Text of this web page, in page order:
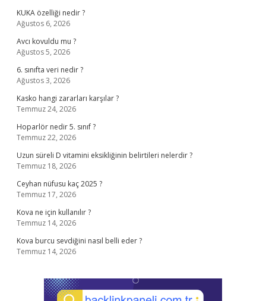
KUKA özelliği nedir ?
Ağustos 6, 2026
Avcı kovuldu mu ?
Ağustos 5, 2026
6. sınıfta veri nedir ?
Ağustos 3, 2026
Kasko hangi zararları karşılar ?
Temmuz 24, 2026
Hoparlör nedir 5. sınıf ?
Temmuz 22, 2026
Uzun süreli D vitamini eksikliğinin belirtileri nelerdir ?
Temmuz 18, 2026
Ceyhan nüfusu kaç 2025 ?
Temmuz 17, 2026
Kova ne için kullanılır ?
Temmuz 14, 2026
Kova burcu sevdiğini nasıl belli eder ?
Temmuz 14, 2026